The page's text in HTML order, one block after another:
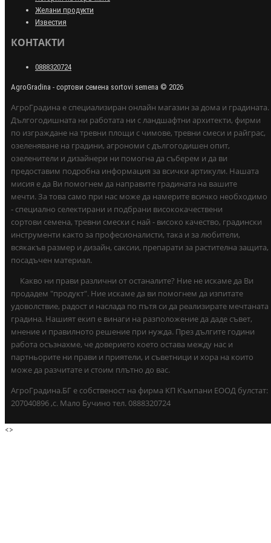
Желани продукти
Известия
КОНТАКТИ
0888320724
AgroGradina - сортови семена sortovi semena © 2026
АгроГрадина е специализиран онлайн магазин за дома и градината.
Дългогодишната ни работата ни с ландшафтни архитекти, фирми
по изграждане на тревни площи с чимове, тревни смеси и райграс,
озеленяване на градини, агрономи с дългогодишен опит,
озеленители и дизайнери ни помогна да съберем и да ви
предоставим подробна информация за всички артикули. Нашата
мисия е да Ви помогнем да направите градината на вашите
мечти. За това само при нас може да намерите всичко необходимо
- специално селектирани и подбрани висококачествени
сортови семена, тревни смески с най - високо качество, градински
инструменти както за професионалисти, така и за любители,
всякакъв размер и дизайн, саксии, препарати за растителна защита,
посадъчен материал.
Какво ни прави различни от останалите? Ние не искаме да Ви
продадем "продукт". Ние искаме да ви помогнем да изпитате
удоволствие, радост и наслада по пътя си да реализирате мечтаната
градина. Нашият екип е винаги на разположение да даде съвет,
мнение и правилното решение при нужда. През дългите години
работа осъзнахме, че доверието което остава между нас и
партньорите ни прави и приятели, и съветници и хора на които
може да разчитате и стоим плътно до вас.
АгроГрадина.БГ е собственост на фирма КП Къмпани ЕООД булстат:
207040896 ,с. Мало Бучино тел. 0888320724
<>